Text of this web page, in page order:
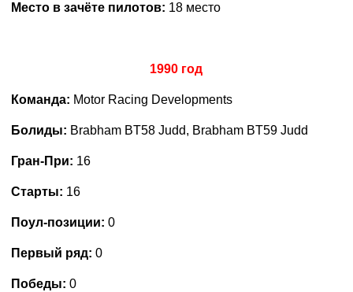
Место в зачёте пилотов: 18 место
1990 год
Команда: Motor Racing Developments
Болиды: Brabham BT58 Judd, Brabham BT59 Judd
Гран-При: 16
Старты: 16
Поул-позиции: 0
Первый ряд: 0
Победы: 0